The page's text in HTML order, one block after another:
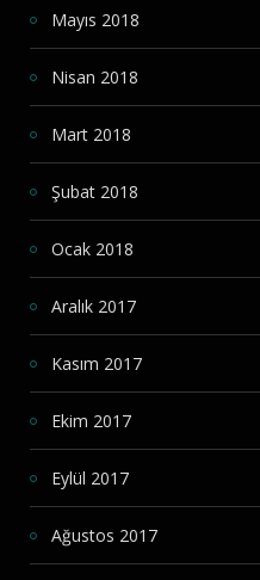
Mayıs 2018
Nisan 2018
Mart 2018
Şubat 2018
Ocak 2018
Aralık 2017
Kasım 2017
Ekim 2017
Eylül 2017
Ağustos 2017